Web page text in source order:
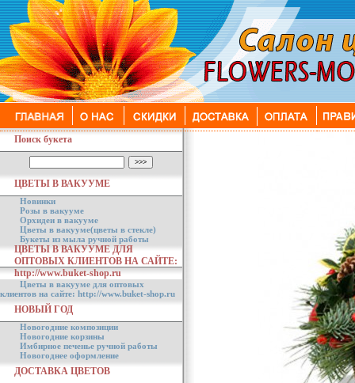
Поиск букета
ЦВЕТЫ В ВАКУУМЕ
Новинки
Розы в вакууме
Орхидеи в вакууме
Цветы в вакууме(цветы в стекле)
Букеты из мыла ручной работы
ЦВЕТЫ В ВАКУУМЕ ДЛЯ
ОПТОВЫХ КЛИЕНТОВ НА САЙТЕ:
http://www.buket-shop.ru
Цветы в вакууме для оптовых
клиентов на сайте: http://www.buket-shop.ru
НОВЫЙ ГОД
Новогодние композиции
Новогодние корзины
Имбирное печенье ручной работы
Новогоднее оформление
ДОСТАВКА ЦВЕТОВ